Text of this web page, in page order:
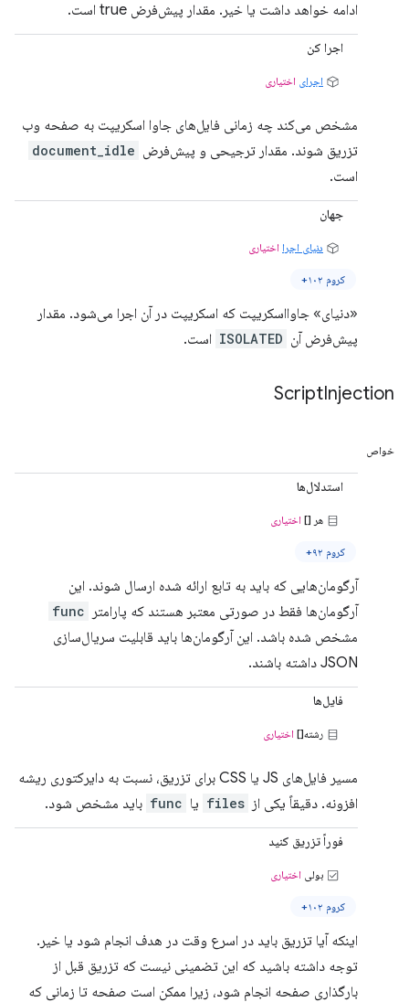
ادامه خواهد داشت یا خیر. مقدار پیش‌فرض true است.
اجرا کن
اجرای اختیاری
مشخص می‌کند چه زمانی فایل‌های جاوا اسکریپت به صفحه وب
تزریق شوند. مقدار ترجیحی و پیش‌فرض document_idle
است.
جهان
دنیای اجرا اختیاری
کروم ۱۰۲+
«دنیای» جاوااسکریپت که اسکریپت در آن اجرا می‌شود. مقدار
پیش‌فرض آن ISOLATED است.
ScriptInjection
خواص
استدلال‌ها
هر [] اختیاری
کروم ۹۲+
آرگومان‌هایی که باید به تابع ارائه شده ارسال شوند. این
آرگومان‌ها فقط در صورتی معتبر هستند که پارامتر
func
مشخص شده باشد. این آرگومان‌ها باید قابلیت سریال‌سازی
JSON داشته باشند.
فایل‌ها
رشته[] اختیاری
مسیر فایل‌های JS یا CSS برای تزریق، نسبت به دایرکتوری ریشه
افزونه. دقیقاً یکی از files یا func باید مشخص شود.
فوراً تزریق کنید
بولی اختیاری
کروم ۱۰۲+
اینکه آیا تزریق باید در اسرع وقت در هدف انجام شود یا خیر.
توجه داشته باشید که این تضمینی نیست که تزریق قبل از
بارگذاری صفحه انجام شود، زیرا ممکن است صفحه تا زمانی که